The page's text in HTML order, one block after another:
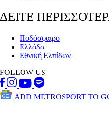
ΔΕΙΤΕ
Ποδόσφαιρο
Ελλάδα
Εθνική Ελπίδων
FOLLOW US
ADD METROSPORT TO